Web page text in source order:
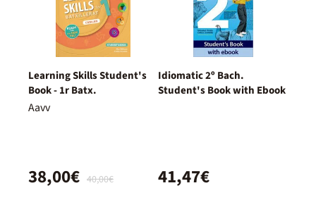
Learning Skills Student's
Book - 1r Batx.
Aavv
40,00€
38,00€
Idiomatic 2º Bach.
Student's Book with Ebook
41,47€